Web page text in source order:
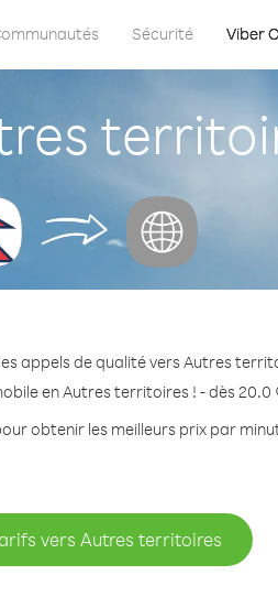
Sécurité Viber
appels de qualité vers Autres
en Autres territoires ! - dès 20.0
obtenir les meilleurs prix par
vers Autres territoires